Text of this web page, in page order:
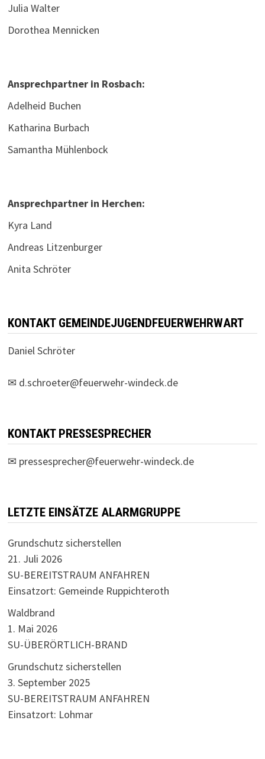
Julia Walter
Dorothea Mennicken
Ansprechpartner in Rosbach:
Adelheid Buchen
Katharina Burbach
Samantha Mühlenbock
Ansprechpartner in Herchen:
Kyra Land
Andreas Litzenburger
Anita Schröter
KONTAKT GEMEINDEJUGENDFEUERWEHRWART
Daniel Schröter
✉ d.schroeter@feuerwehr-windeck.de
KONTAKT PRESSESPRECHER
✉ pressesprecher@feuerwehr-windeck.de
LETZTE EINSÄTZE ALARMGRUPPE
Grundschutz sicherstellen
21. Juli 2026
SU-BEREITSTRAUM ANFAHREN
Einsatzort: Gemeinde Ruppichteroth
Waldbrand
1. Mai 2026
SU-ÜBERÖRTLICH-BRAND
Grundschutz sicherstellen
3. September 2025
SU-BEREITSTRAUM ANFAHREN
Einsatzort: Lohmar